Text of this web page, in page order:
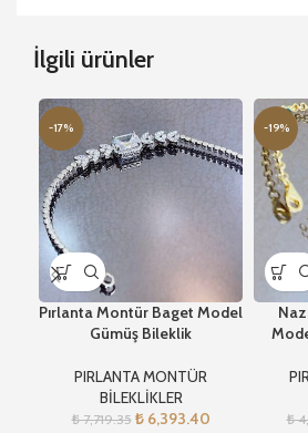
İlgili ürünler
-17%
Pırlanta Montür Baget Model
Gümüş Bileklik
PIRLANTA MONTÜR
BİLEKLİKLER
₺7,719.35 ₺6,393.40
-19%
₺